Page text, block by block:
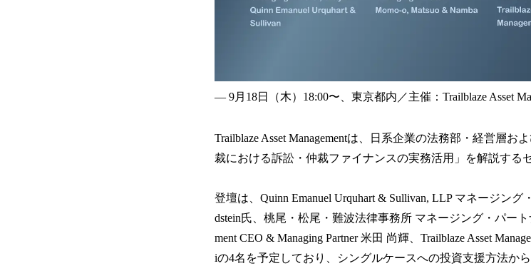
— 9月18日（木）18:00〜、東京都内／主催：Trailblaze Asset
Trailblaze Asset Managementは、日系企業の法務部・経営層
裁における訴訟・仲裁ファイナンスの実務活用」を解説する
登壇は、Quinn Emanuel Urquhart & Sullivan, LLP マネージン
dstein氏、桃尾・松尾・難波法律事務所 マネージング・パート
ment CEO & Managing Partner 米田 尚輝、Trailblaze Asset
iの4名を予定しており、シングルケースへの投資支援方法か